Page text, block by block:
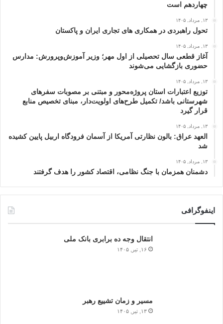
چهاردهم است
۱۳, مرداد, ۱۴۰۵
تحول راهبردی در همکاری های تجاری ایران و پاکستان
۱۳, مرداد, ۱۴۰۵
آغاز قطعی سال تحصیلی از اول مهر؛ وزیر آموزش‌وپرورش: مدارس
حضوری بازگشایی می‌شوند
۱۳, مرداد, ۱۴۰۵
توزیع اعتبارات استان پروژه‌محور و مبتنی بر مصوبات سفرهای
شهرستانی باشد/ تکمیل طرح‌های اولویت‌دار، مبنای تخصیص منابع
قرار گیرد
۱۳, مرداد, ۱۴۰۵
العهد عراق: بالون نظارتی آمریکا از آسمان فرودگاه اربیل پایین کشیده
شد
۱۳, مرداد, ۱۴۰۵
دشمنان همزمان با جنگ نظامی، اقتصاد کشور را هدف گرفتند
اینفوگرافی
انتقال وجه ده برابری بانک ملی
۱۶, تیر, ۱۴۰۵
مسیر و زمان تشییع رهبر
۱۳, تیر, ۱۴۰۵